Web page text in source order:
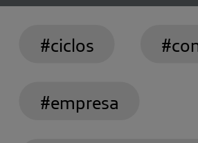
#ciclos
#empresa